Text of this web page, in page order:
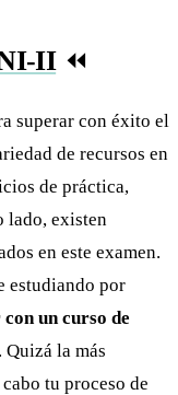
II⏪
superar con éxito el
de recursos en
de práctica,
lado, existen
en este examen.
estudiando por
un curso de
. Quizá la más
tu proceso de